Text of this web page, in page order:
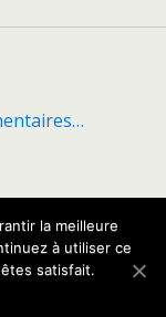
la meilleure
à utiliser ce
satisfait.